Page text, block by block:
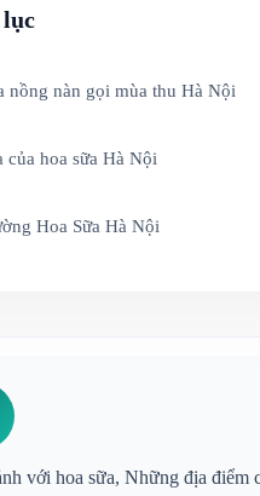
lục
nồng nàn gọi mùa thu Hà Nội
của hoa sữa Hà Nội
Hoa Sữa Hà Nội
với hoa sữa, Những địa điểm